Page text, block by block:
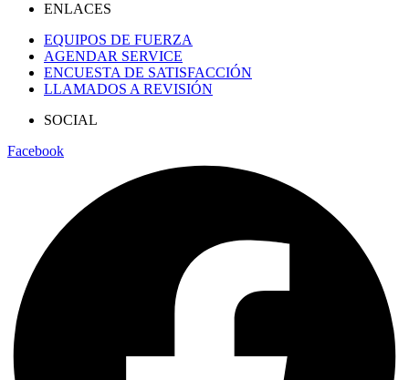
ENLACES
EQUIPOS DE FUERZA
AGENDAR SERVICE
ENCUESTA DE SATISFACCIÓN
LLAMADOS A REVISIÓN
SOCIAL
Facebook